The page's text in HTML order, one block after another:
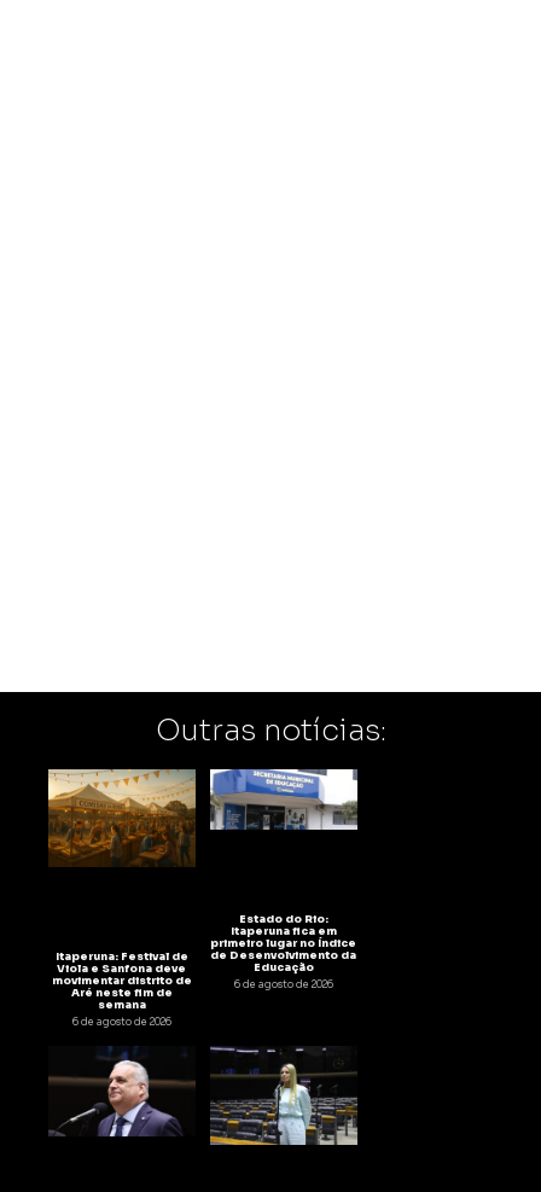
Outras notícias:
Itaperuna: Festival de
Viola e Sanfona deve
movimentar distrito de
Aré neste fim de
semana
6 de agosto de 2026
Estado do Rio:
Itaperuna fica em
primeiro lugar no Índice
de Desenvolvimento da
Educação
6 de agosto de 2026